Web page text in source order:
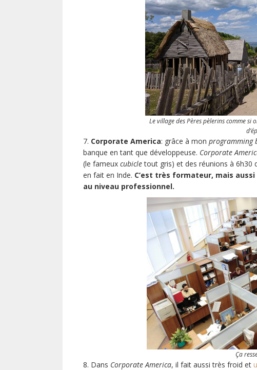
Le village des Pères pèlerins comme si
7. Corporate America: grâce à mon programming
banque en tant que développeuse. Corporate
(le fameux cubicletout gris) et des réunions à 6h30
en fait en Inde. C’est très formateur, mais
au niveau professionnel.
Ça
8. Dans Corporate America, il fait aussi très froid et